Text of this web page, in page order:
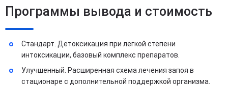
Программы вывода и стоимость
Стандарт. Детоксикация при легкой степени
интоксикации, базовый комплекс препаратов.
Улучшенный. Расширенная схема лечения запоя в
стационаре с дополнительной поддержкой организма.